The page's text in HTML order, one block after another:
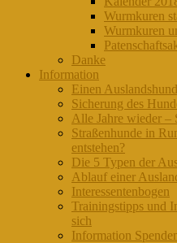
Wurmkuren
Wurmkuren
Danke
Information
Einen
Sicherung des
Alle Jahre wieder –
Straßenhunde in
entstehen?
Die 5 Typen der
Ablauf einer
Interessentenbogen
Trainingstipps und
sich
Information